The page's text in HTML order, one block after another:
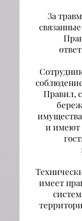
За
Правил,
и имеют
имеет